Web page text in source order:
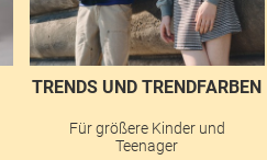
TRENDS UND TRENDFARBEN
Für größere Kinder und
Teenager